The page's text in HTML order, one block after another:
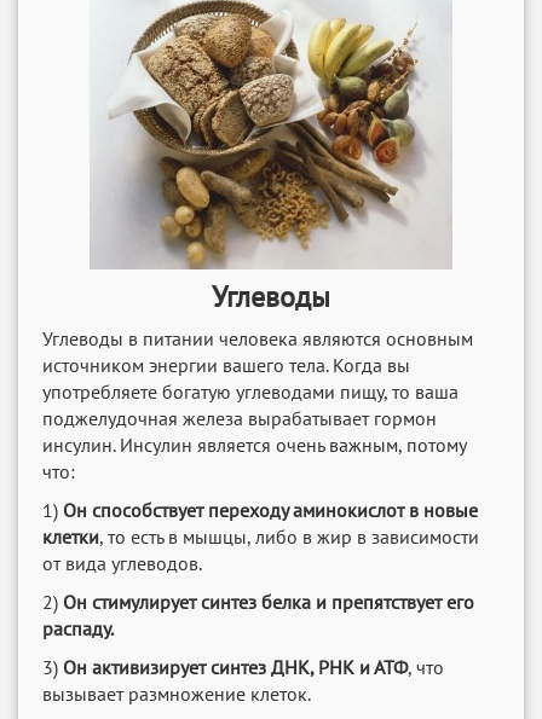
Углеводы
Углеводы в питании человека являются основным
источником энергии вашего тела. Когда вы
употребляете богатую углеводами пищу, то ваша
поджелудочная железа вырабатывает гормон
инсулин. Инсулин является очень важным, потому
что:
1) Он способствует переходу аминокислот в новые
клетки, то есть в мышцы, либо в жир в зависимости
от вида углеводов.
2) Он стимулирует синтез белка и препятствует его
распаду.
3) Он активизирует синтез ДНК, РНК и АТФ, что
вызывает размножение клеток.